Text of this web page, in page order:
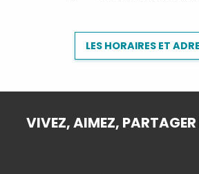
LES HORAIRES ET
VIVEZ, AIMEZ, PARTAGER